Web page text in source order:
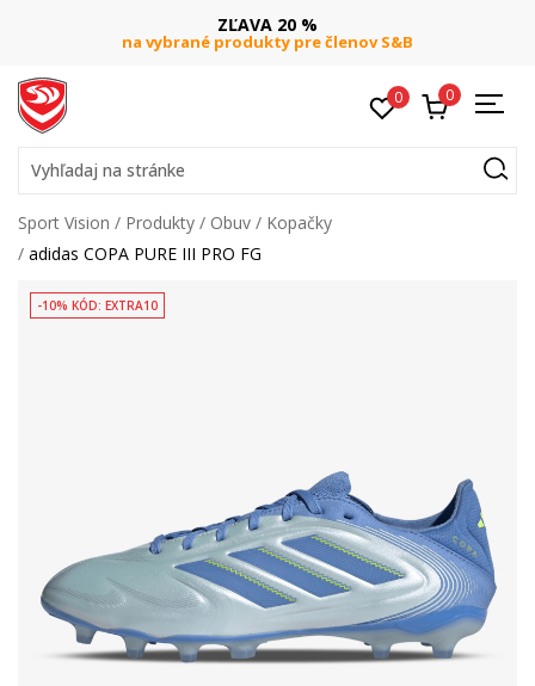
ZĽAVA 20 %
na vybrané produkty pre členov S&B
0 0
Vyhľadaj na stránke
Sport Vision Produkty Obuv
Kopačky
adidas COPA PURE III PRO FG
-10% KÓD: EXTRA10